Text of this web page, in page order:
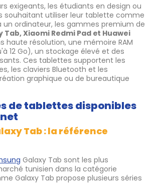
exigeants, les étudiants en design ou
souhaitant utiliser leur tablette comme
ordinateur, les gammes premium de
Tab, Xiaomi Redmi Pad et Huawei
haute résolution, une mémoire RAM
12 Go), un stockage élevé et des
Ces tablettes supportent les
les claviers Bluetooth et les
graphique ou de bureautique
de tablettes disponibles
Tab : la référence
Galaxy Tab sont les plus
tunisien dans la catégorie
Galaxy Tab propose plusieurs séries